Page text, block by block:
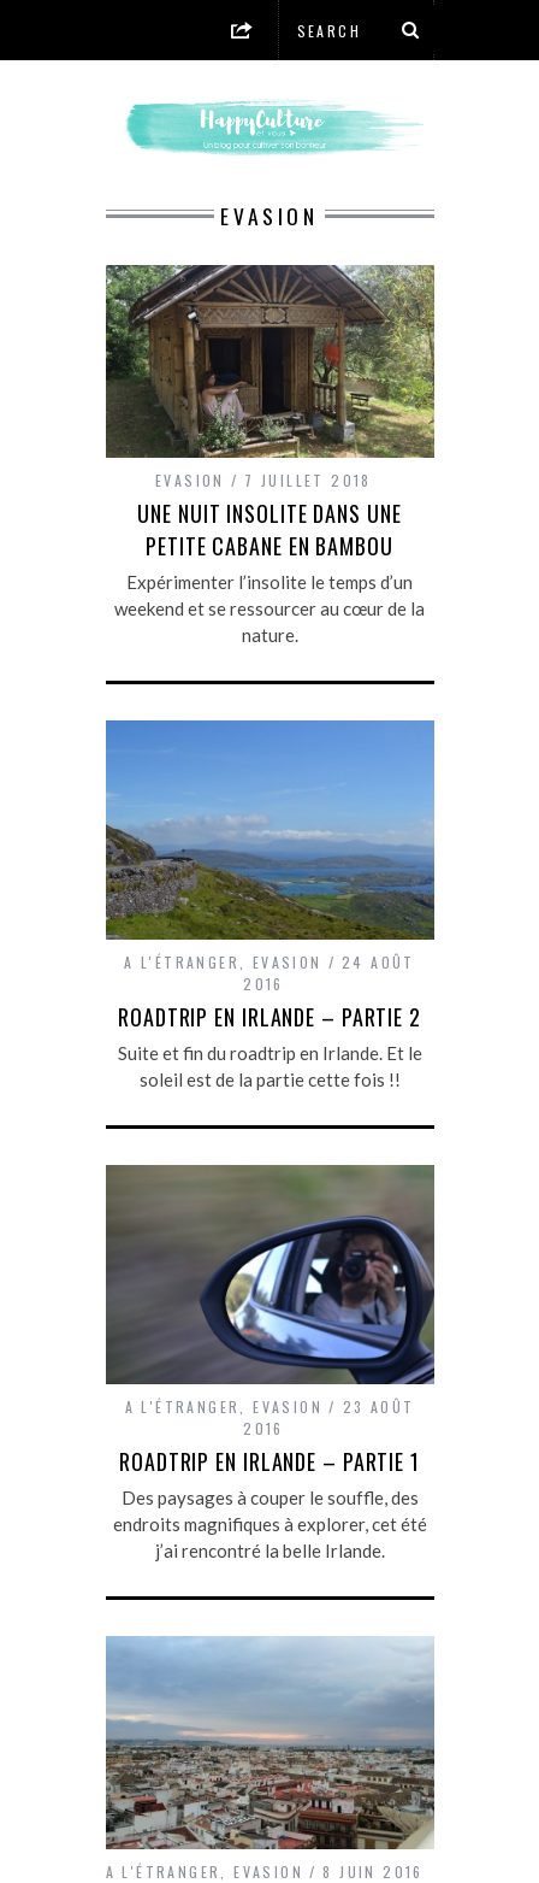
EVASION
EVASION 7 JUILLET 2018
UNE NUIT INSOLITE DANS UNE
PETITE CABANE EN BAMBOU
Expérimenter l’insolite le temps d’un
weekend et se ressourcer au cœur de la
nature.
A L'ÉTRANGER EVASION
24 AOÛT
2016
ROADTRIP EN IRLANDE – PARTIE 2
Suite et fin du roadtrip en Irlande. Et le
soleil est de la partie cette fois !!
A L'ÉTRANGER ,EVASION
23 AOÛT
2016
ROADTRIP EN IRLANDE – PARTIE 1
Des paysages à couper le souffle, des
endroits magnifiques à explorer, cet été
j’ai rencontré la belle Irlande.
A L'ÉTRANGER ,EVASION 8 JUIN 2016